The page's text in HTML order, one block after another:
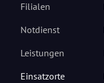
Filialen
Notdienst
Leistungen
Einsatzorte